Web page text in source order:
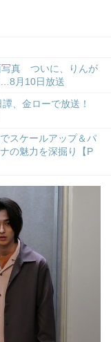
写真 ついに、りんが
…8月10日放送
、金ローで放送！
スケールアップ＆パ
の魅力を深掘り【P